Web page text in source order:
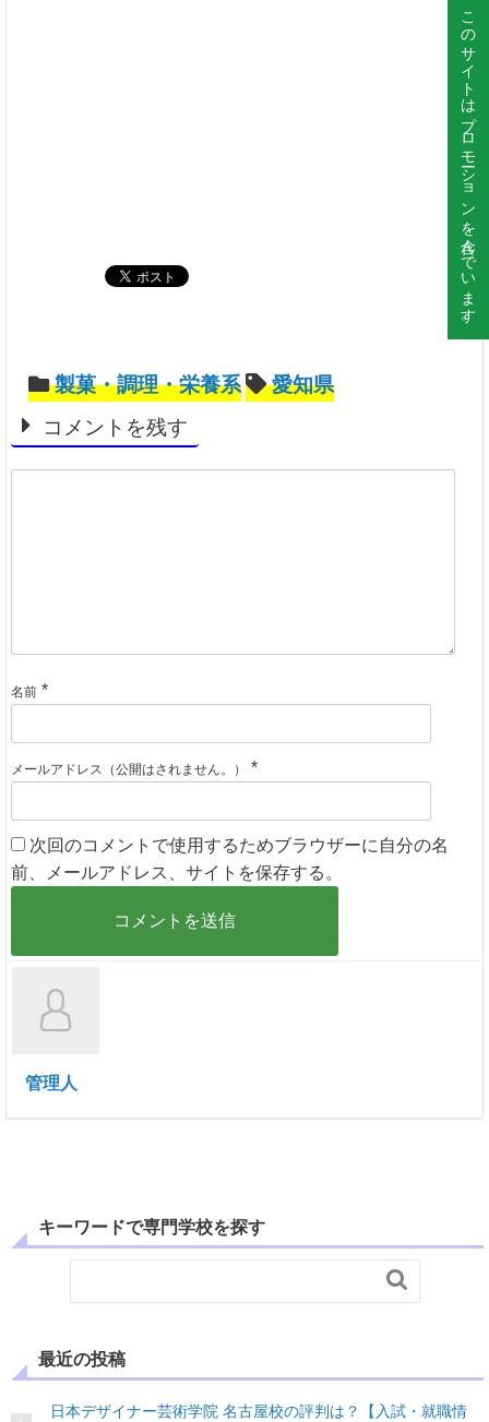
製菓・調理・栄養系
愛知県
コメントを残す
名前 *
メールアドレス（公開はされません。） *
次回のコメントで使用するためブラウザーに自分の名
前、メールアドレス、サイトを保存する。
管理人
キーワードで専門学校を探す

最近の投稿
日本デザイナー芸術学院 名古屋校の評判は？【入試・就職情
このサイトはプロモーションを含んでいます。